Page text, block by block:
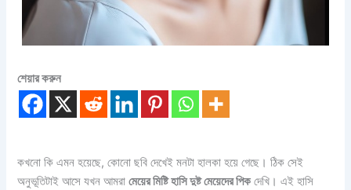
শেয়ার করুন
কখনো কি এমন হয়েছে, কোনো ছবি দেখেই মনটা হালকা হয়ে গেছে। ঠিক সেই
অনুভূতিটাই আসে যখন আমরামেয়ের মিষ্টি হাসি দুষ্ট মেয়েদের পিক দেখি। এই হাসি